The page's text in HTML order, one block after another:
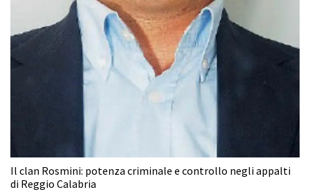
Il clan Rosmini: potenza criminale e controllo negli appalti
di Reggio Calabria